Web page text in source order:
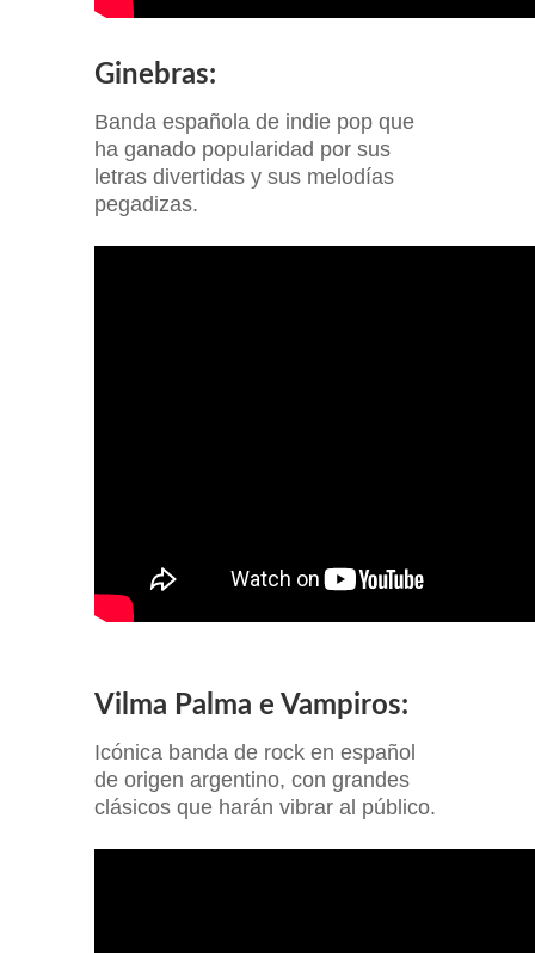
Ginebras:
Banda española de indie pop que
ha ganado popularidad por sus
letras divertidas y sus melodías
pegadizas.
Vilma Palma e Vampiros:
Icónica banda de rock en español
de origen argentino, con grandes
clásicos que harán vibrar al público.